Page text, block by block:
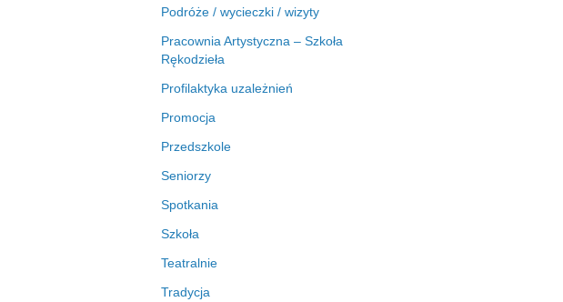
Podróże / wycieczki / wizyty
Pracownia Artystyczna – Szkoła
Rękodzieła
Profilaktyka uzależnień
Promocja
Przedszkole
Seniorzy
Spotkania
Szkoła
Teatralnie
Tradycja